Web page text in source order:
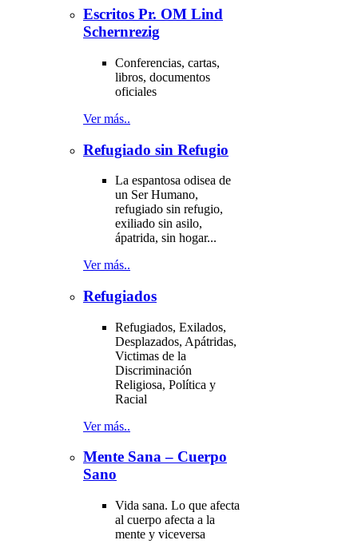
Escritos Pr. OM Lind
Schernrezig
Conferencias, cartas,
libros, documentos
oficiales
Ver más..
Refugiado sin Refugio
La espantosa odisea de
un Ser Humano,
refugiado sin refugio,
exiliado sin asilo,
ápatrida, sin hogar...
Ver más..
Refugiados
Refugiados, Exilados,
Desplazados, Apátridas,
Victimas de la
Discriminación
Religiosa, Política y
Racial
Ver más..
Mente Sana – Cuerpo
Sano
Vida sana. Lo que afecta
al cuerpo afecta a la
mente y viceversa